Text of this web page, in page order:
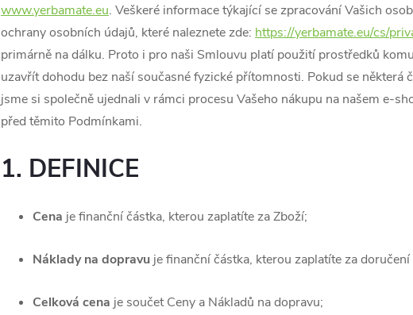
www.yerbamate.eu. Veškeré informace týkající se zpracování Vašich
ochrany osobních údajů, které naleznete zde: https://yerbamate.eu/cs/
primárně na dálku. Proto i pro naši Smlouvu platí použití prostředků
uzavřít dohodu bez naší současné fyzické přítomnosti. Pokud se některá
jsme si společně ujednali v rámci procesu Vašeho nákupu na našem e-
před těmito Podmínkami.
1. DEFINICE
Cena je finanční částka, kterou zaplatíte za Zboží;
Náklady na dopravu je finanční částka, kterou zaplatíte za
Celková cena je součet Ceny a Nákladů na dopravu;